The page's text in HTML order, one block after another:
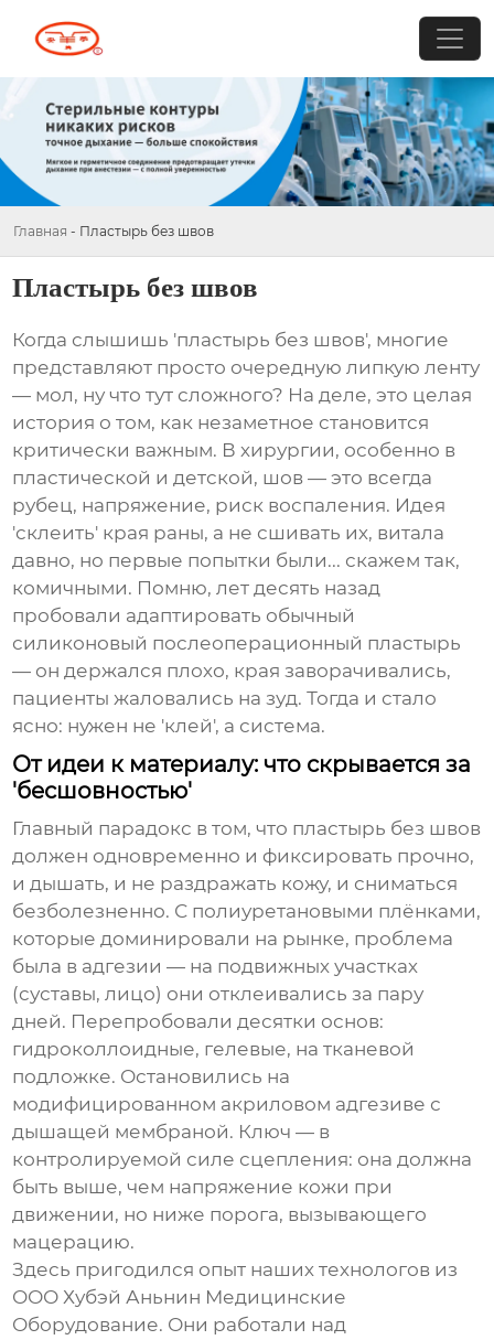
Главная - Пластырь без швов
Пластырь без швов
Когда слышишь 'пластырь без швов', многие
представляют просто очередную липкую ленту
— мол, ну что тут сложного? На деле, это целая
история о том, как незаметное становится
критически важным. В хирургии, особенно в
пластической и детской, шов — это всегда
рубец, напряжение, риск воспаления. Идея
'склеить' края раны, а не сшивать их, витала
давно, но первые попытки были... скажем так,
комичными. Помню, лет десять назад
пробовали адаптировать обычный
силиконовый послеоперационный пластырь
— он держался плохо, края заворачивались,
пациенты жаловались на зуд. Тогда и стало
ясно: нужен не 'клей', а система.
От идеи к материалу: что скрывается за
'бесшовностью'
Главный парадокс в том, что пластырь без швов
должен одновременно и фиксировать прочно,
и дышать, и не раздражать кожу, и сниматься
безболезненно. С полиуретановыми плёнками,
которые доминировали на рынке, проблема
была в адгезии — на подвижных участках
(суставы, лицо) они отклеивались за пару
дней. Перепробовали десятки основ:
гидроколлоидные, гелевые, на тканевой
подложке. Остановились на
модифицированном акриловом адгезиве с
дышащей мембраной. Ключ — в
контролируемой силе сцепления: она должна
быть выше, чем напряжение кожи при
движении, но ниже порога, вызывающего
мацерацию.
Здесь пригодился опыт наших технологов из
ООО Хубэй Аньнин Медицинские
Оборудование. Они работали над